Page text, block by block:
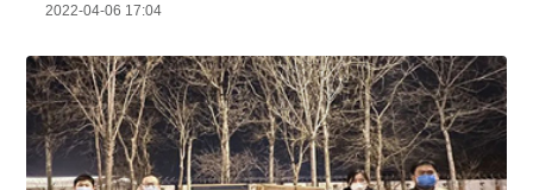
2022-04-06 17:04